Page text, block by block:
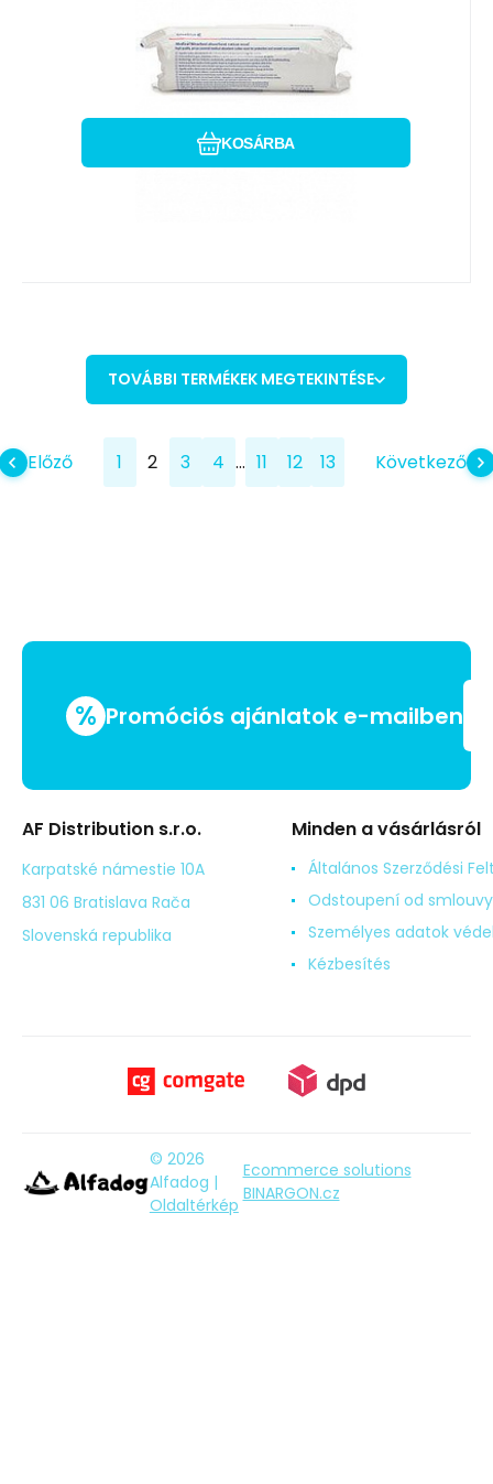
KOSÁRBA
Kedvenc
Hasonlítsa össze
TOVÁBBI TERMÉKEK MEGTEKINTÉSE
Előző 1 2 3 4 ... 11 12 13 Következő
% Promóciós ajánlatok e-mailben
AF Distribution s.r.o.
Karpatské námestie 10A
831 06 Bratislava Rača
Slovenská republika
Minden a vásárlásról
Általános Szerződési
Odstoupení od smlouvy
Személyes adatok
Kézbesítés
© 2026
Alfadog |
Oldaltérkép
Ecommerce solutions
BINARGON.cz